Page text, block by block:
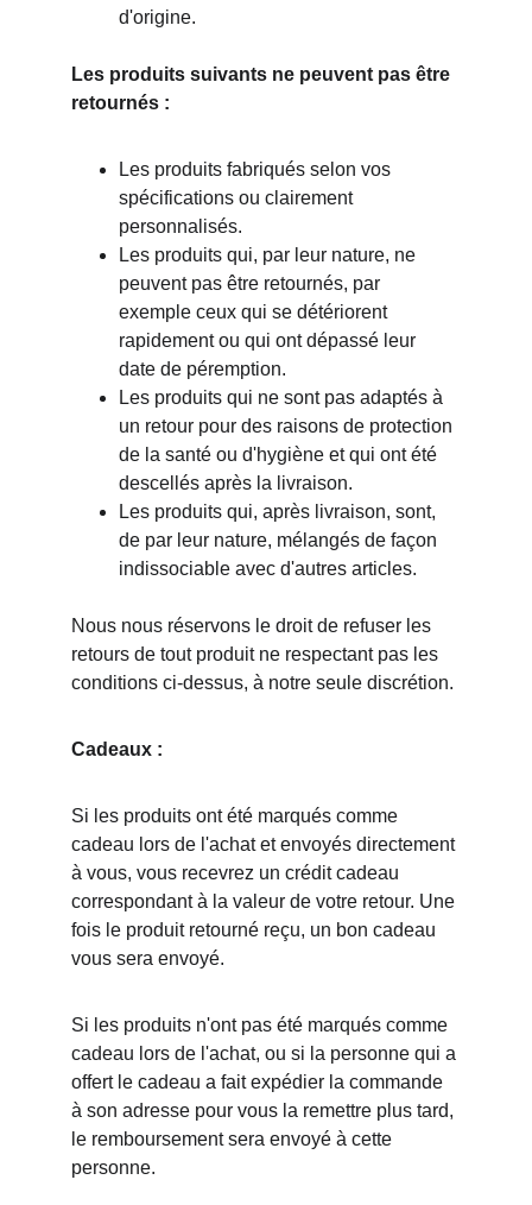
d'origine.
Les produits suivants ne peuvent pas être
retournés :
Les produits fabriqués selon vos
spécifications ou clairement
personnalisés.
Les produits qui, par leur nature, ne
peuvent pas être retournés, par
exemple ceux qui se détériorent
rapidement ou qui ont dépassé leur
date de péremption.
Les produits qui ne sont pas adaptés à
un retour pour des raisons de protection
de la santé ou d'hygiène et qui ont été
descellés après la livraison.
Les produits qui, après livraison, sont,
de par leur nature, mélangés de façon
indissociable avec d'autres articles.
Nous nous réservons le droit de refuser les
retours de tout produit ne respectant pas les
conditions ci-dessus, à notre seule discrétion.
Cadeaux :
Si les produits ont été marqués comme
cadeau lors de l'achat et envoyés directement
à vous, vous recevrez un crédit cadeau
correspondant à la valeur de votre retour. Une
fois le produit retourné reçu, un bon cadeau
vous sera envoyé.
Si les produits n'ont pas été marqués comme
cadeau lors de l'achat, ou si la personne qui a
offert le cadeau a fait expédier la commande
à son adresse pour vous la remettre plus tard,
le remboursement sera envoyé à cette
personne.